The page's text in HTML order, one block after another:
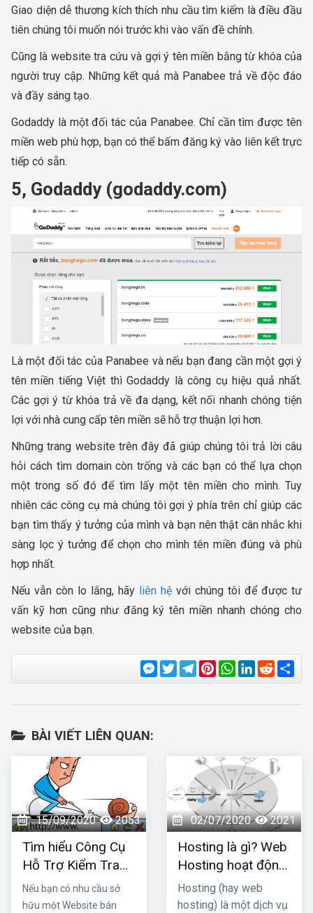
Giao diện dễ thương kích thích nhu cầu tìm kiếm là điều đầu
tiên chúng tôi muốn nói trước khi vào vấn đề chính.
Cũng là website tra cứu và gợi ý tên miền bằng từ khóa của
người truy cập. Những kết quả mà Panabee trả về độc đáo
và đầy sáng tạo.
Godaddy là một đối tác của Panabee. Chỉ cần tìm được tên
miền web phù hợp, bạn có thể bấm đăng ký vào liên kết trực
tiếp có sẵn.
5, Godaddy (godaddy.com)
Là một đối tác của Panabee và nếu bạn đang cần một gợi ý
tên miền tiếng Việt thì Godaddy là công cụ hiệu quả nhất.
Các gợi ý từ khóa trả về đa dạng, kết nối nhanh chóng tiện
lợi với nhà cung cấp tên miền sẽ hỗ trợ thuận lợi hơn.
Những trang website trên đây đã giúp chúng tôi trả lời câu
hỏi cách tìm domain còn trống và các bạn có thể lựa chọn
một trong số đó để tìm lấy một tên miền cho mình. Tuy
nhiên các công cụ mà chúng tôi gợi ý phía trên chỉ giúp các
bạn tìm thấy ý tưởng của mình và bạn nên thật cân nhắc khi
sàng lọc ý tưởng để chọn cho mình tên miền đúng và phù
hợp nhất.
Nếu vẫn còn lo lắng, hãy liên hệ với chúng tôi để được tư
vấn kỹ hơn cũng như đăng ký tên miền nhanh chóng cho
website của bạn.
Messenger
TwitterTelegram
Pinterest
WhatsApp
LinkedIn
Reddit
BÀI VIẾT LIÊN QUAN:
15/09/2020 2053
Tìm hiểu Công Cụ
Hỗ Trợ Kiểm Tra
Tốc Độ Website
Bán Hàng Miễn Phí
Nếu bạn có nhu cầu sở
hữu một Website bán
02/07/2020 2021
Hosting là gì? Web
Hosting hoạt động
như thế nào?
Hosting (hay web
hosting) là một dịch vụ